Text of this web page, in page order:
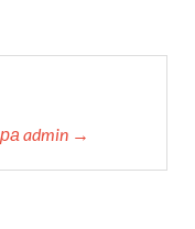
admin →